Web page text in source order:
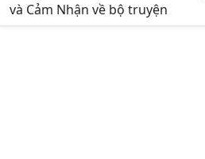
và Cảm Nhận về bộ truyện